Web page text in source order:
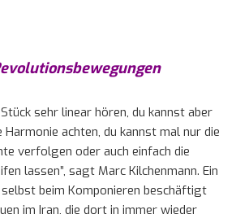
sehr linear hören, du kannst aber
Harmonie achten, du kannst mal nur die
verfolgen oder auch einfach die
lassen”, sagt Marc Kilchenmann. Ein
selbst beim Komponieren beschäftigt
im Iran, die dort in immer wieder